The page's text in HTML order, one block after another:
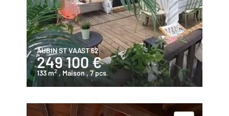
AUBIN ST VAAST 62
249 100 €
133 m2 , Maison, 7 pcs